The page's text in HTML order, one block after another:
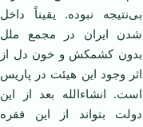
بی‌نتیجه نبوده. یقیناً داخل
شدن ایران در مجمع ملل
بدون کشمکش و خون دل از
اثر وجود این هیئت در پاریس
است. انشاءالله بعد از این
دولت بتواند از این فقره